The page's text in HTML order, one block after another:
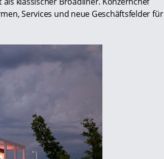
Services und neue Geschäfts­felder für